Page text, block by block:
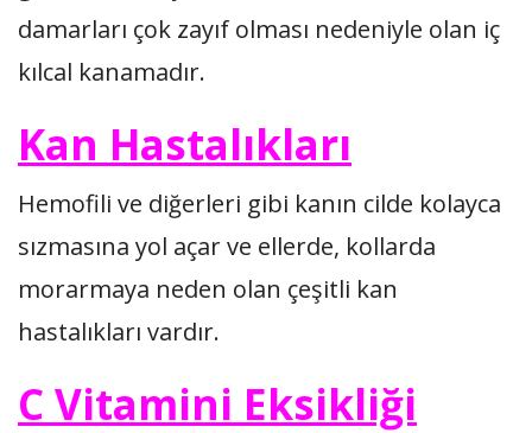
damarları çok zayıf olması nedeniyle olan iç
kılcal kanamadır.
Kan Hastalıkları
Hemofili ve diğerleri gibi kanın cilde kolayca
sızmasına yol açar ve ellerde, kollarda
morarmaya neden olan çeşitli kan
hastalıkları vardır.
C Vitamini Eksikliği